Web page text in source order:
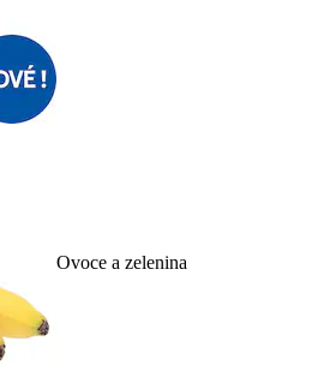
Ovoce a zelenina